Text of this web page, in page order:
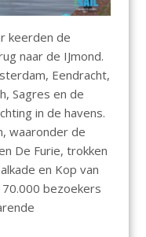
keerden de
naar de IJmond.
Eendracht,
Sagres en de
in de havens.
waaronder de
De Furie, trokken
en Kop van
bezoekers